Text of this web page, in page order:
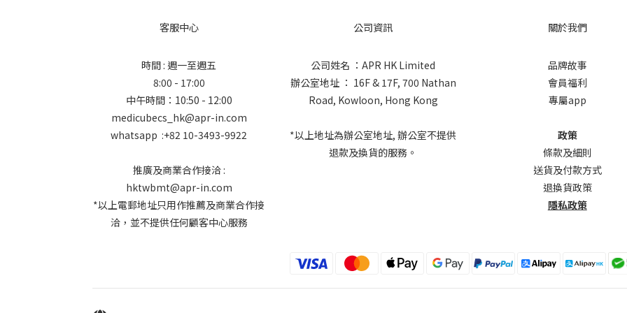
客服中心
時間 : 週一至週五
8:00 - 17:00
中午時間：10:50 - 12:00
medicubecs_hk@apr-in.com
whatsapp :+82 10-3493-9922
推廣及商業合作接洽 :
hktwbmt@apr-in.com
*以上電郵地址只用作推薦及商業合作接
洽，並不提供任何顧客中心服務
公司資訊
公司姓名 ：APR HK Limited
辦公室地址 ： 16F & 17F, 700 Nathan
Road, Kowloon, Hong Kong
*以上地址為辦公室地址, 辦公室不提供
退款及換貨的服務。
關於我們
品牌故事
會員福利
專屬app
政策
條款及細則
送貨及付款方式
退換貨政策
隱私政策